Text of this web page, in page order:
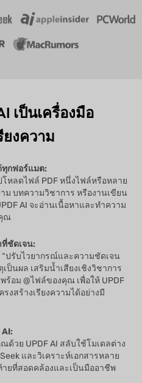
เป็นเครื่องมือ
ยงความ
ทุกฟอร์แมต:
โหลดไฟล์ PDF หนึ่งไฟล์หรือหลาย
ม บทความวิชาการ หรืองานเขียน
AI จะอ่านเนื้อหาและทำความ
ณ
ชัดเจน:
ปรับไวยากรณ์และความชัดเจน
ป็นผล เสริมน้ำเสียงเชิงวิชาการ
ร้อม @ไฟล์ของคุณ เพื่อให้ UPDF
งสร้างเรียงความได้อย่างมี
ด้วย UPDF AI สลับใช้โมเดลต่าง
และวิเคราะห์เอกสารหลาย
ยที่สอดคล้องและเป็นมืออาชีพ